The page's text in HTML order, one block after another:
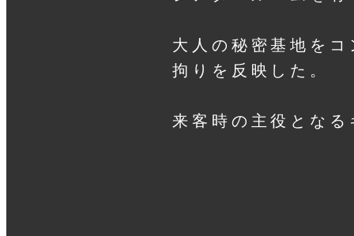
大人の秘密基地を
拘りを反映した。
来客時の主役とな